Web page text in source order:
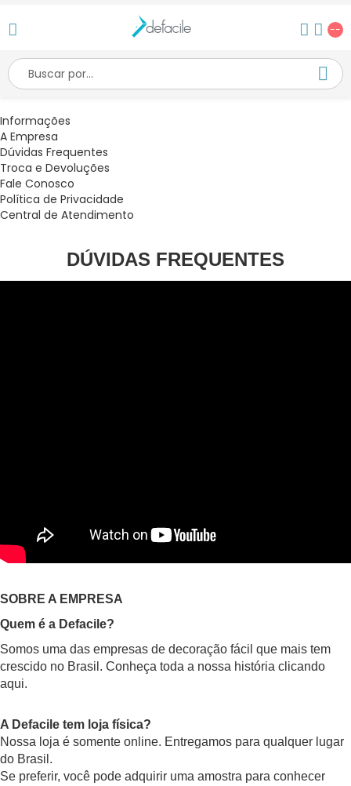
--
Informações
A Empresa
Dúvidas Frequentes
Troca e Devoluções
Fale Conosco
Política de Privacidade
Central de Atendimento
DÚVIDAS FREQUENTES
SOBRE A EMPRESA
Quem é a Defacile?
Somos uma das empresas de decoração fácil que mais tem
crescido no Brasil. Conheça toda a nossa história clicando
aqui.
A Defacile tem loja física?
Nossa loja é somente online. Entregamos para qualquer lugar
do Brasil.
Se preferir, você pode adquirir uma amostra para conhecer